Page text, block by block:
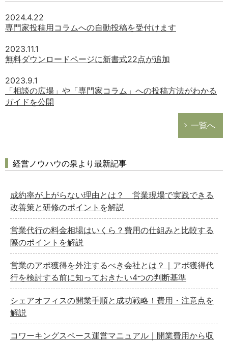
2024.4.22
専門家投稿用コラムへの自動投稿を受付けます
2023.11.1
無料ダウンロードページに新書式22点が追加
2023.9.1
「相談の広場」や「専門家コラム」への投稿方法がわかる
ガイドを公開
一覧へ
経営ノウハウの泉より最新記事
成約率が上がらない理由とは？ 営業現場で実践できる
改善策と研修のポイントを解説
営業代行の料金相場はいくら？費用の仕組みと比較する
際のポイントを解説
営業のアポ獲得を外注するべき会社とは？｜アポ獲得代
行を検討する前に知っておきたい4つの判断基準
シェアオフィスの開業手順と成功戦略！費用・注意点を
解説
コワーキングスペース運営マニュアル｜開業費用から収